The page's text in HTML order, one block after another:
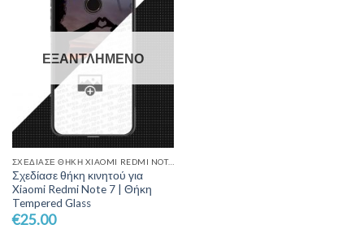
Wishlist
ΕΞΑΝΤΛΗΜΈΝΟ
ΣΧΕΔΊΑΣΕ ΘΉΚΗ XIAOMI REDMI NOTE 7
Σχεδίασε θήκη κινητού για
Xiaomi Redmi Note 7 | Θήκη
Tempered Glass
€25.00